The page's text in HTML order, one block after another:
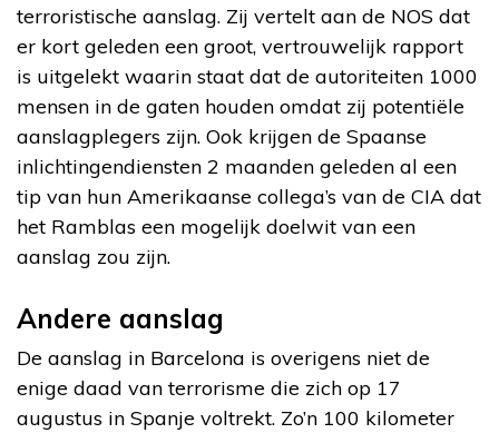
terroristische aanslag. Zij vertelt aan de NOS dat
er kort geleden een groot, vertrouwelijk rapport
is uitgelekt waarin staat dat de autoriteiten 1000
mensen in de gaten houden omdat zij potentiële
aanslagplegers zijn. Ook krijgen de Spaanse
inlichtingendiensten 2 maanden geleden al een
tip van hun Amerikaanse collega’s van de CIA dat
het Ramblas een mogelijk doelwit van een
aanslag zou zijn.
Andere aanslag
De aanslag in Barcelona is overigens niet de
enige daad van terrorisme die zich op 17
augustus in Spanje voltrekt. Zo’n 100 kilometer